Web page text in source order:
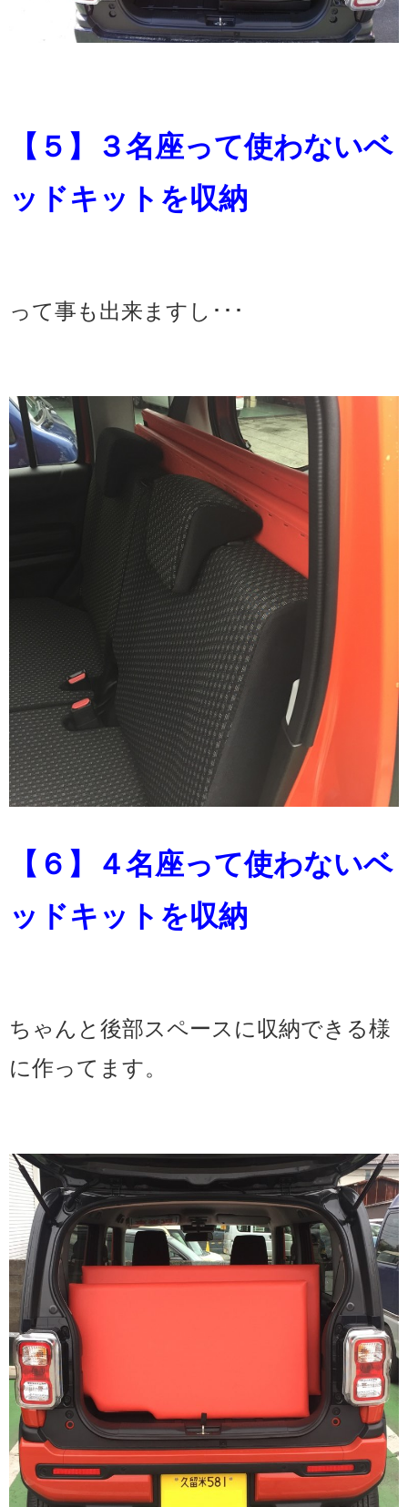
【５】３名座って使わないベ
ッドキットを収納
って事も出来ますし･･･
【６】４名座って使わないベ
ッドキットを収納
ちゃんと後部スペースに収納できる様
に作ってます。